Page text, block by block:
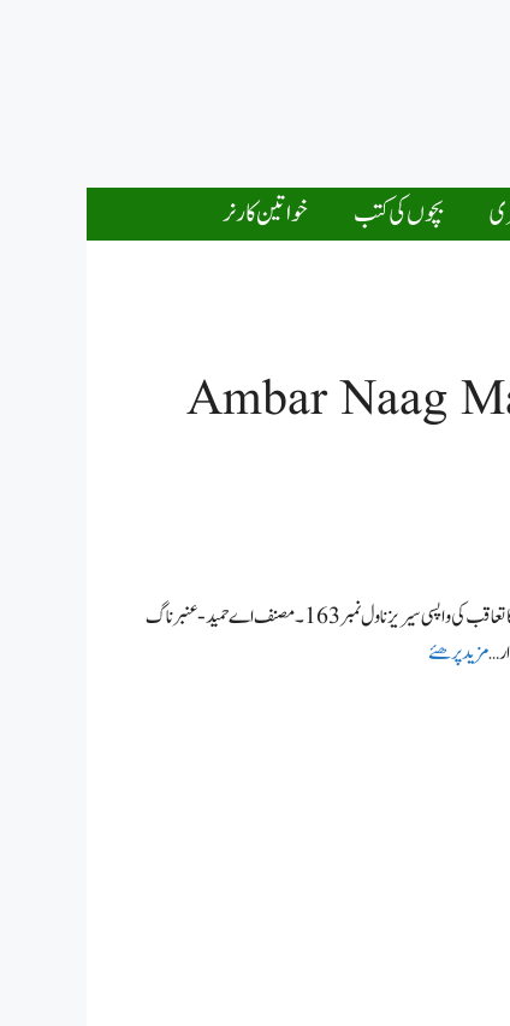
بچوں کی کتب خواتین کارنر
Ambar Naag
تابُوت میں آجاؤناول از اےحمید تابُوت میں آجاؤ،عنبر ناگ ماریا اور کیٹی خلا میں حصہ 63، موت کا تعاقب کی واپسی سیریز ناول نمبر163۔ مصنف اے حمید- عنبر ناگ
…مزید پرھئے